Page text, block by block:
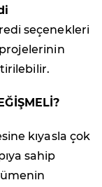
seçenekleri
kıyasla çok
sahip